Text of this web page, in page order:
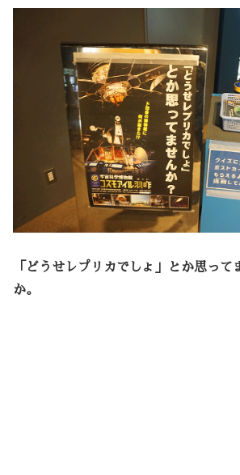
「どうせレプリカでしょ」とか思って
か。